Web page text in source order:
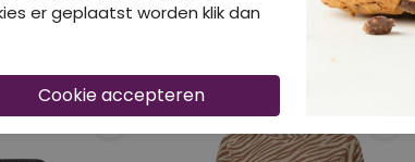
er geplaatst worden klik dan